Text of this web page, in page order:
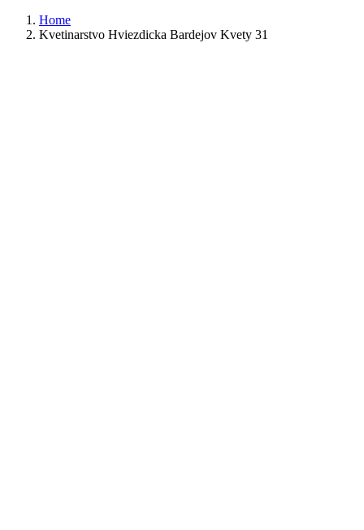
Home
Kvetinarstvo Hviezdicka Bardejov Kvety 31